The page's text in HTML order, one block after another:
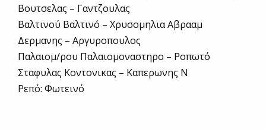
Βουτσελας – Γαντζουλας
Βαλτινού Βαλτινό – Χρυσομηλια Αβρααμ
Δερμανης – Αργυροπουλος
Παλαιομ/ρου Παλαιομοναστηρο – Ροπωτό
Σταφυλας Κοντονικας – Καπερωνης Ν
Ρεπό: Φωτεινό